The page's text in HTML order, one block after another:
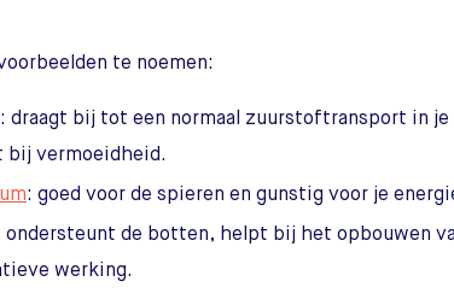
te noemen:
: draagt bij tot een normaal zuurstoftransport in
bij vermoeidheid.
: goed voor de spieren en gunstig voor je
ondersteunt de botten, helpt bij het opbouwen
werking.